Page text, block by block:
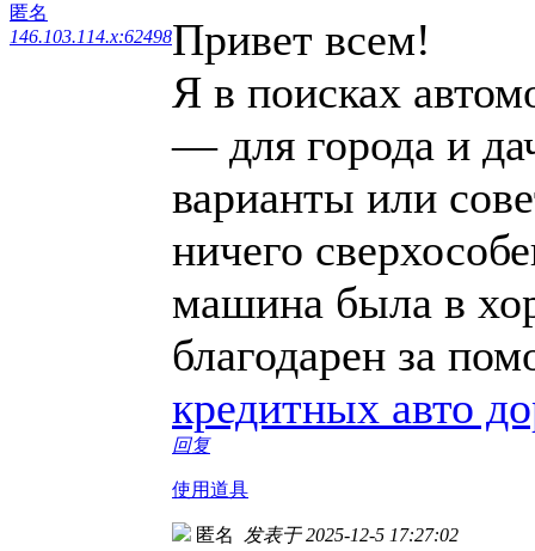
匿名
146.103.114.x:62498Привет всем!
Я в поисках
— для города и
варианты или
ничего
машина была в
благодарен за
кредитных авто
回复
使用道具
匿名 发表于 2025-12-5 17:27:02